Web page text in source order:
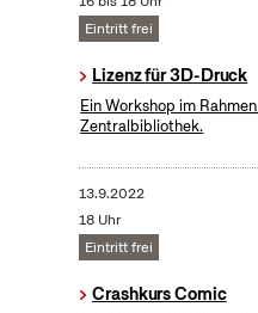
Eintritt frei
Lizenz für 3D-Druck
Ein Workshop im
Zentralbibliothek.
13.9.2022
18 Uhr
Eintritt frei
Crashkurs Comic